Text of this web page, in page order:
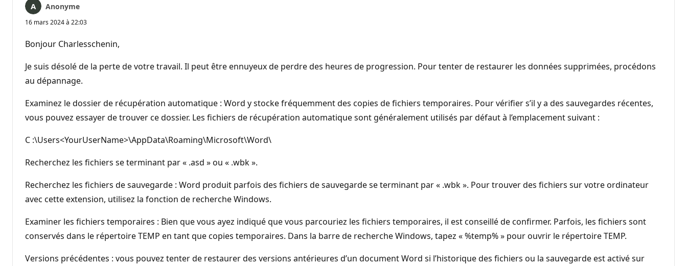
Anonyme
16 mars 2024 à 22:03
Bonjour Charlesschenin,
Je suis désolé de la perte de votre travail. Il peut être ennuyeux de perdre des heures de progression. Pour tenter de restaurer les données supprimées, procédons
au dépannage.
Examinez le dossier de récupération automatique : Word y stocke fréquemment des copies de fichiers temporaires. Pour vérifier s’il y a des sauvegardes récentes,
vous pouvez essayer de trouver ce dossier. Les fichiers de récupération automatique sont généralement utilisés par défaut à l’emplacement suivant :
C :\Users<YourUserName>\AppData\Roaming\Microsoft\Word\
Recherchez les fichiers se terminant par « .asd » ou « .wbk ».
Recherchez les fichiers de sauvegarde : Word produit parfois des fichiers de sauvegarde se terminant par « .wbk ». Pour trouver des fichiers sur votre ordinateur
avec cette extension, utilisez la fonction de recherche Windows.
Examiner les fichiers temporaires : Bien que vous ayez indiqué que vous parcouriez les fichiers temporaires, il est conseillé de confirmer. Parfois, les fichiers sont
conservés dans le répertoire TEMP en tant que copies temporaires. Dans la barre de recherche Windows, tapez « %temp% » pour ouvrir le répertoire TEMP.
Versions précédentes : vous pouvez tenter de restaurer des versions antérieures d’un document Word si l’historique des fichiers ou la sauvegarde est activé sur